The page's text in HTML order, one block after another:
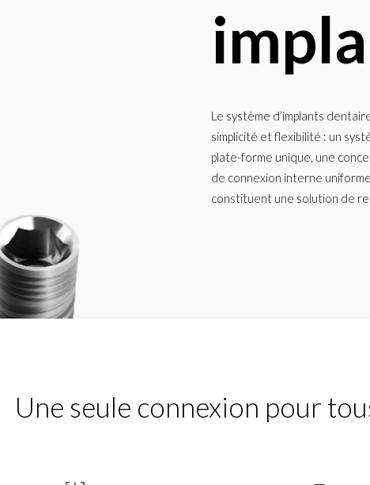
Le système d’implants
simplicité et flexibilité : un
plate-forme unique, une
de connexion interne
constituent une solution de
Une seule connexion pour